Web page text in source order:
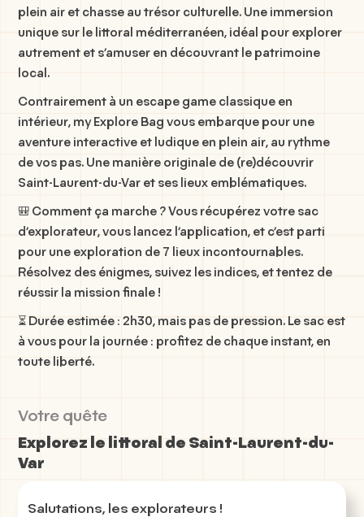
plein air et chasse au trésor culturelle. Une immersion
unique sur le littoral méditerranéen, idéal pour explorer
autrement et s’amuser en découvrant le patrimoine
local.
Contrairement à un escape game classique en
intérieur, my Explore Bag vous embarque pour une
aventure interactive et ludique en plein air, au rythme
de vos pas. Une manière originale de (re)découvrir
Saint-Laurent-du-Var et ses lieux emblématiques.
🎒 Comment ça marche ? Vous récupérez votre sac
d’explorateur, vous lancez l’application, et c’est parti
pour une exploration de 7 lieux incontournables.
Résolvez des énigmes, suivez les indices, et tentez de
réussir la mission finale !
⏳ Durée estimée : 2h30, mais pas de pression. Le sac est
à vous pour la journée : profitez de chaque instant, en
toute liberté.
Votre quête
Explorez le littoral de Saint-Laurent-du-
Var
Salutations, les explorateurs !